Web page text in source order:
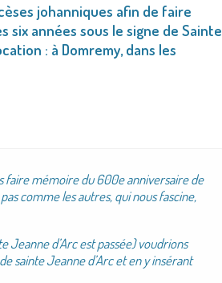
johanniques afin de faire
années sous le signe de Sainte
: à Domremy, dans les
faire mémoire du 600e anniversaire de
comme les autres, qui nous fascine,
Jeanne d’Arc est passée) voudrions
sainte Jeanne d’Arc et en y insérant